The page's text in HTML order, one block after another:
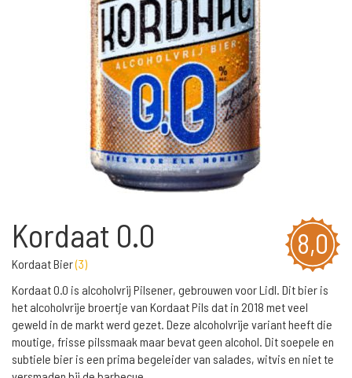
8,0
Kordaat 0.0
Kordaat Bier(3)
Kordaat 0.0 is alcoholvrij Pilsener, gebrouwen voor Lidl. Dit bier is
het alcoholvrije broertje van Kordaat Pils dat in 2018 met veel
geweld in de markt werd gezet. Deze alcoholvrije variant heeft die
moutige, frisse pilssmaak maar bevat geen alcohol. Dit soepele en
subtiele bier is een prima begeleider van salades, witvis en niet te